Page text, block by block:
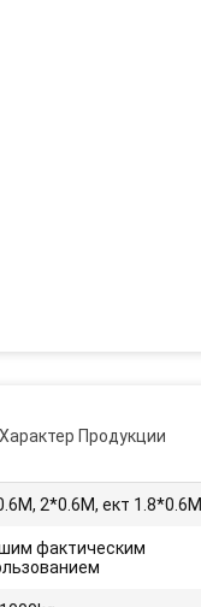
Характер Продукции
2*0.6М, ект 1.8*0.6М
фактическим